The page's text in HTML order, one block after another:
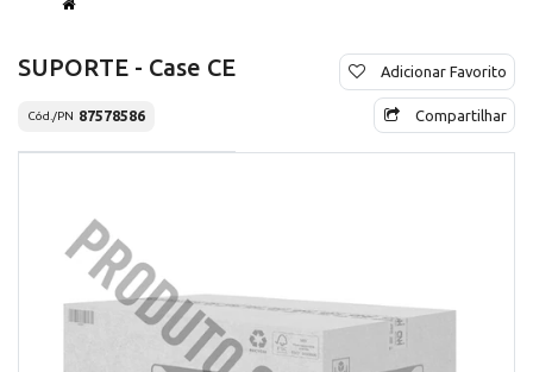
SUPORTE - Case CE
Cód./PN 87578586
Adicionar Favorito
Compartilhar